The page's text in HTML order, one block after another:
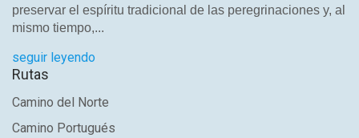
preservar el espíritu tradicional de las peregrinaciones y, al
mismo tiempo,...
seguir leyendo
Rutas
Camino del Norte
Camino Portugués